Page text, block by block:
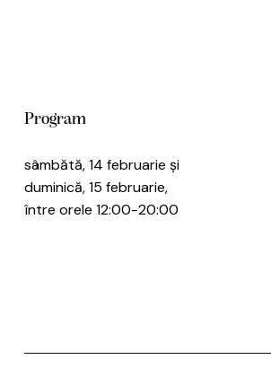
Program
sâmbătă, 14 februarie și
duminică, 15 februarie,
între orele 12:00-20:00